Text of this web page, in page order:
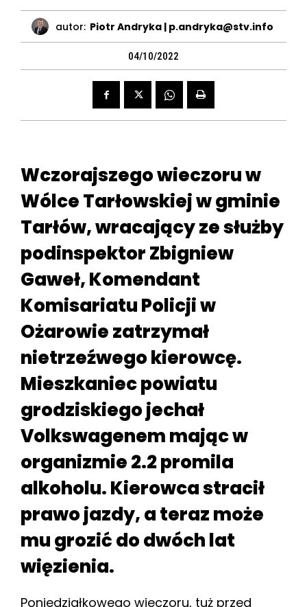
autor: Piotr Andryka | p.andryka@stv.info
04/10/2022
Wczorajszego wieczoru w
Wólce Tarłowskiej w gminie
Tarłów, wracający ze służby
podinspektor Zbigniew
Gaweł, Komendant
Komisariatu Policji w
Ożarowie zatrzymał
nietrzeźwego kierowcę.
Mieszkaniec powiatu
grodziskiego jechał
Volkswagenem mając w
organizmie 2.2 promila
alkoholu. Kierowca stracił
prawo jazdy, a teraz może
mu grozić do dwóch lat
więzienia.
Poniedziałkowego wieczoru, tuż przed